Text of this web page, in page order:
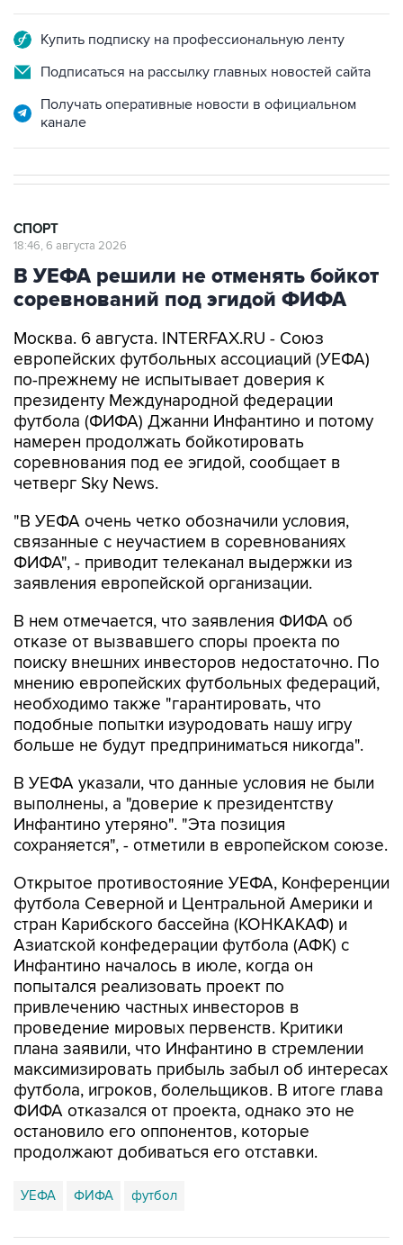
Купить подписку на профессиональную ленту
Подписаться на рассылку главных новостей сайта
Получать оперативные новости в официальном
канале
СПОРТ
18:46, 6 августа 2026
В УЕФА решили не отменять бойкот
соревнований под эгидой ФИФА
Москва. 6 августа. INTERFAX.RU - Союз
европейских футбольных ассоциаций (УЕФА)
по-прежнему не испытывает доверия к
президенту Международной федерации
футбола (ФИФА) Джанни Инфантино и потому
намерен продолжать бойкотировать
соревнования под ее эгидой, сообщает в
четверг Sky News.
"В УЕФА очень четко обозначили условия,
связанные с неучастием в соревнованиях
ФИФА", - приводит телеканал выдержки из
заявления европейской организации.
В нем отмечается, что заявления ФИФА об
отказе от вызвавшего споры проекта по
поиску внешних инвесторов недостаточно. По
мнению европейских футбольных федераций,
необходимо также "гарантировать, что
подобные попытки изуродовать нашу игру
больше не будут предприниматься никогда".
В УЕФА указали, что данные условия не были
выполнены, а "доверие к президентству
Инфантино утеряно". "Эта позиция
сохраняется", - отметили в европейском союзе.
Открытое противостояние УЕФА, Конференции
футбола Северной и Центральной Америки и
стран Карибского бассейна (КОНКАКАФ) и
Азиатской конфедерации футбола (АФК) с
Инфантино началось в июле, когда он
попытался реализовать проект по
привлечению частных инвесторов в
проведение мировых первенств. Критики
плана заявили, что Инфантино в стремлении
максимизировать прибыль забыл об интересах
футбола, игроков, болельщиков. В итоге глава
ФИФА отказался от проекта, однако это не
остановило его оппонентов, которые
продолжают добиваться его отставки.
УЕФА ФИФА футбол